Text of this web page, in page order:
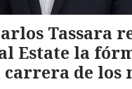
Tassara
Estate la
de los